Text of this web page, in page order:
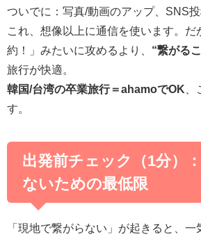
ついでに：写真/動画のアップ、SNS
これ、想像以上に通信を使います。だ
約！」みたいに攻めるより、 “繋がる
旅行が快適。
韓国/台湾の卒業旅行＝ahamoでOK
す。
出発前チェック（1分）
ないための最低限
「現地で繋がらない」が起きると、